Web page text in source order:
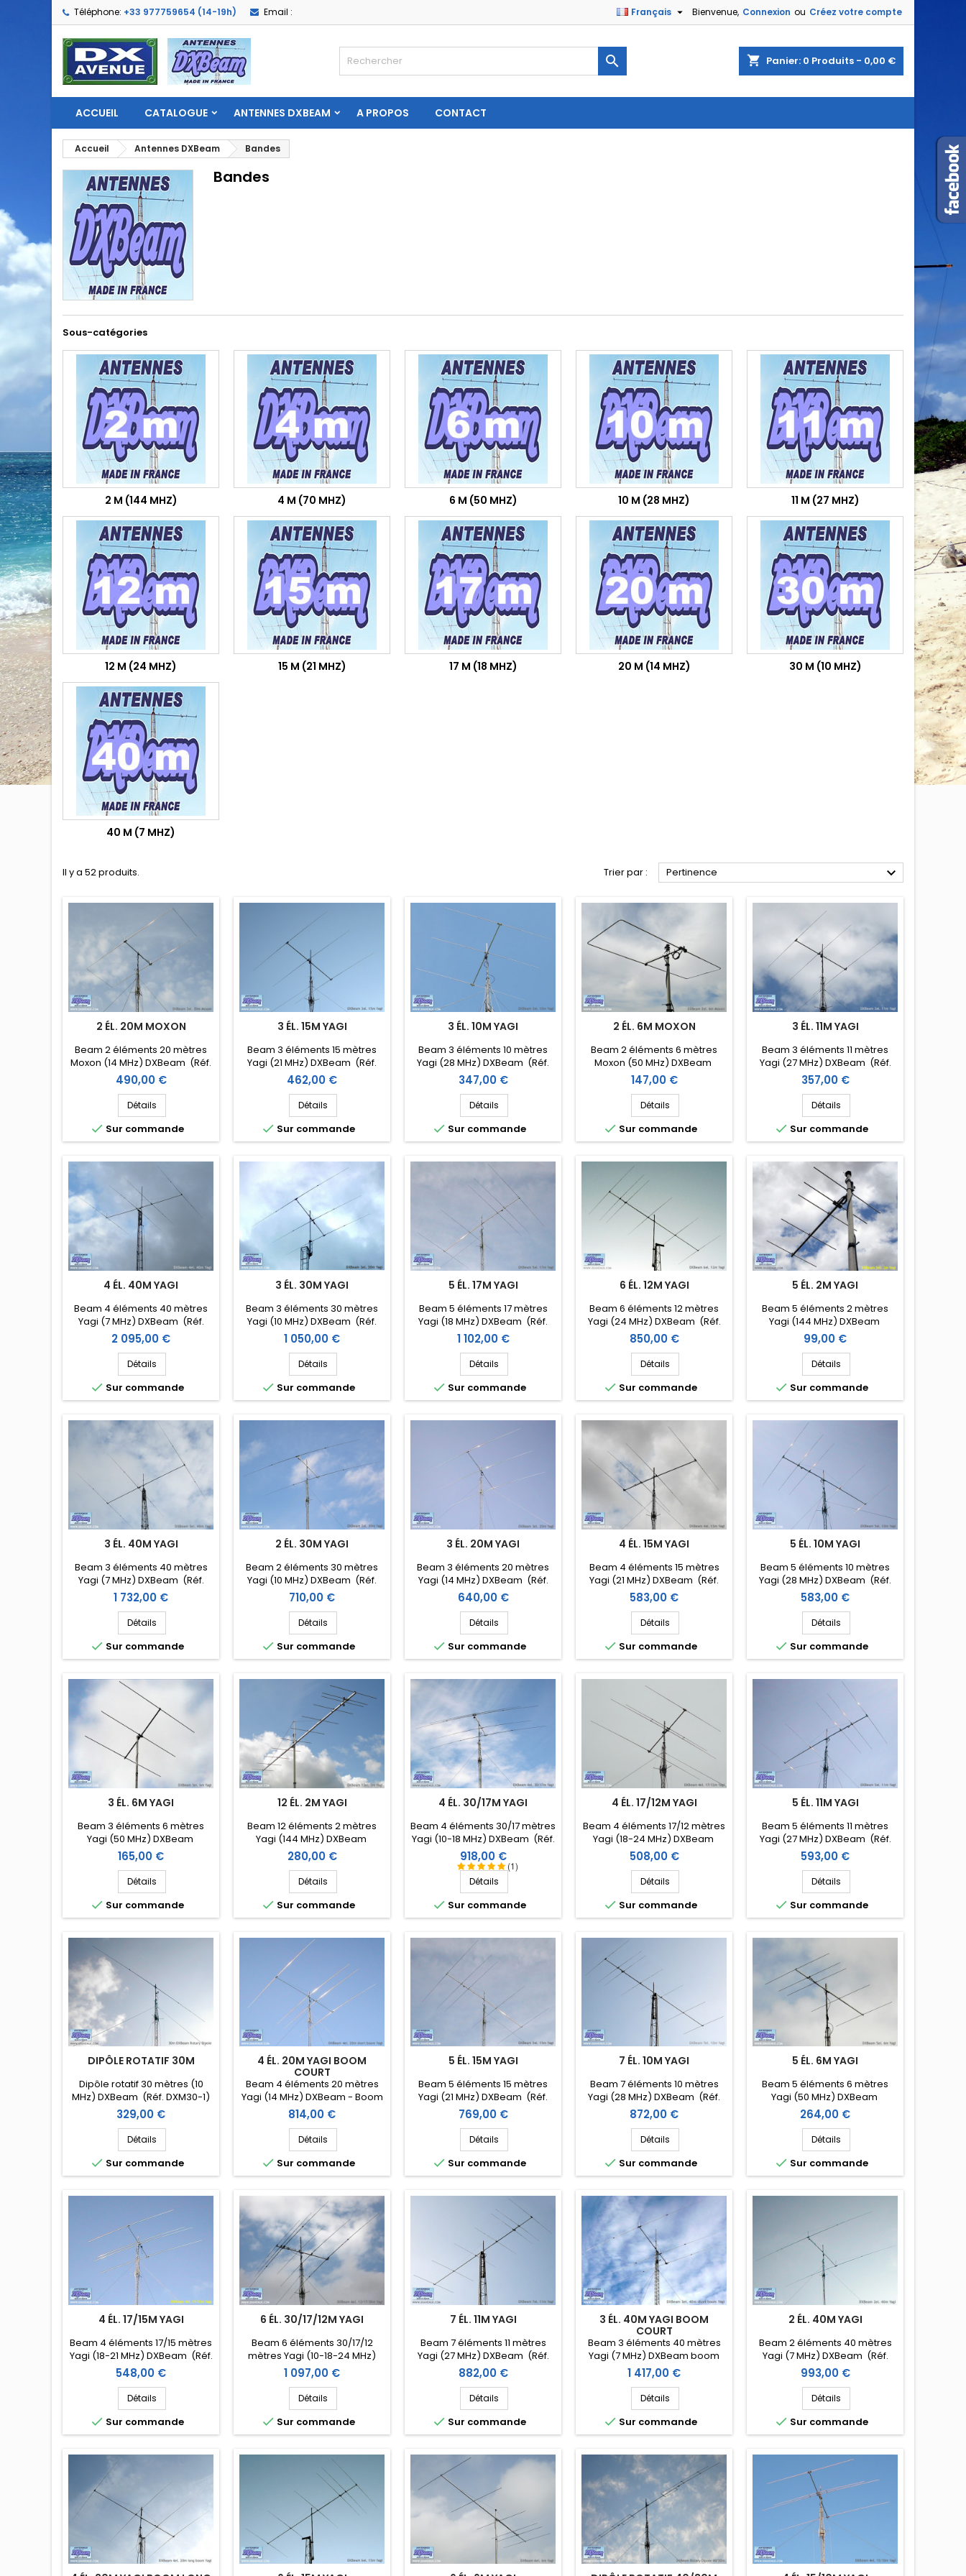
Téléphone: +33 977759654 (14-19h) Email : Bienvenue, Connexion ou Créez votre compte
Français 
shopping_cart Panier: 0 Produits - 0,00 €

ACCUEIL CATALOGUE ANTENNES DXBEAM A PROPOS CONTACT
Accueil Antennes DXBeam Bandes
Bandes
Sous-catégories
2 M (144 MHZ) 4 M (70 MHZ) 6 M (50 MHZ) 10 M (28 MHZ) 11 M (27 MHZ)
12 M (24 MHZ) 15 M (21 MHZ) 17 M (18 MHZ) 20 M (14 MHZ) 30 M (10 MHZ)
40 M (7 MHZ)
Il y a 52 produits. Trier par : Pertinence 
2 ÉL. 20M MOXON
Beam 2 éléments 20 mètres
Moxon (14 MHz) DXBeam (Réf.
DXM20-2mx)
Prix
490,00 €
Détails
 Sur commande
3 ÉL. 15M YAGI
Beam 3 éléments 15 mètres
Yagi (21 MHz) DXBeam (Réf.
DXM15-3)
Prix
462,00 €
Détails
 Sur commande
3 ÉL. 10M YAGI
Beam 3 éléments 10 mètres
Yagi (28 MHz) DXBeam (Réf.
DXM10-3)
Prix
347,00 €
Détails
 Sur commande
2 ÉL. 6M MOXON
Beam 2 éléments 6 mètres
Moxon (50 MHz) DXBeam
(DXM6-2mx)
Prix
147,00 €
Détails
 Sur commande
3 ÉL. 11M YAGI
Beam 3 éléments 11 mètres
Yagi (27 MHz) DXBeam (Réf.
DXM11-3)
Prix
357,00 €
Détails
 Sur commande
4 ÉL. 40M YAGI
Beam 4 éléments 40 mètres
Yagi (7 MHz) DXBeam (Réf.
DXM40-4)
Prix
2 095,00 €
Détails
 Sur commande
3 ÉL. 30M YAGI
Beam 3 éléments 30 mètres
Yagi (10 MHz) DXBeam (Réf.
DXM30-3)
Prix
1 050,00 €
Détails
 Sur commande
5 ÉL. 17M YAGI
Beam 5 éléments 17 mètres
Yagi (18 MHz) DXBeam (Réf.
DXM17-5)
Prix
1 102,00 €
Détails
 Sur commande
6 ÉL. 12M YAGI
Beam 6 éléments 12 mètres
Yagi (24 MHz) DXBeam (Réf.
DXM12-6)
Prix
850,00 €
Détails
 Sur commande
5 ÉL. 2M YAGI
Beam 5 éléments 2 mètres
Yagi (144 MHz) DXBeam
(DXM2-5)
Prix
99,00 €
Détails
 Sur commande
3 ÉL. 40M YAGI
Beam 3 éléments 40 mètres
Yagi (7 MHz) DXBeam (Réf.
DXM40-3)
Prix
1 732,00 €
Détails
 Sur commande
2 ÉL. 30M YAGI
Beam 2 éléments 30 mètres
Yagi (10 MHz) DXBeam (Réf.
DXM30-2)
Prix
710,00 €
Détails
 Sur commande
3 ÉL. 20M YAGI
Beam 3 éléments 20 mètres
Yagi (14 MHz) DXBeam (Réf.
DXM20-3)
Prix
640,00 €
Détails
 Sur commande
4 ÉL. 15M YAGI
Beam 4 éléments 15 mètres
Yagi (21 MHz) DXBeam (Réf.
DXM15-4)
Prix
583,00 €
Détails
 Sur commande
5 ÉL. 10M YAGI
Beam 5 éléments 10 mètres
Yagi (28 MHz) DXBeam (Réf.
DXM10-5)
Prix
583,00 €
Détails
 Sur commande
3 ÉL. 6M YAGI
Beam 3 éléments 6 mètres
Yagi (50 MHz) DXBeam
(DXM6-3)
Prix
165,00 €
Détails
 Sur commande
12 ÉL. 2M YAGI
Beam 12 éléments 2 mètres
Yagi (144 MHz) DXBeam
(DXM2-12)
Prix
280,00 €
Détails
 Sur commande
4 ÉL. 30/17M YAGI
(1)
Beam 4 éléments 30/17 mètres
Yagi (10-18 MHz) DXBeam (Réf.
DXD3017-4)
Prix
918,00 €
Détails
 Sur commande
4 ÉL. 17/12M YAGI
Beam 4 éléments 17/12 mètres
Yagi (18-24 MHz) DXBeam
(Réf. DXD1712-4)
Prix
508,00 €
Détails
 Sur commande
5 ÉL. 11M YAGI
Beam 5 éléments 11 mètres
Yagi (27 MHz) DXBeam (Réf.
DXM11-5)
Prix
593,00 €
Détails
 Sur commande
DIPÔLE ROTATIF 30M
Dipôle rotatif 30 mètres (10
MHz) DXBeam (Réf. DXM30-1)
Prix
329,00 €
Détails
 Sur commande
4 ÉL. 20M YAGI BOOM
COURT
Beam 4 éléments 20 mètres
Yagi (14 MHz) DXBeam - Boom
court (Réf. DXM20-4sb)
Prix
814,00 €
Détails
 Sur commande
5 ÉL. 15M YAGI
Beam 5 éléments 15 mètres
Yagi (21 MHz) DXBeam (Réf.
DXM15-5)
Prix
769,00 €
Détails
 Sur commande
7 ÉL. 10M YAGI
Beam 7 éléments 10 mètres
Yagi (28 MHz) DXBeam (Réf.
DXM10-7)
Prix
872,00 €
Détails
 Sur commande
5 ÉL. 6M YAGI
Beam 5 éléments 6 mètres
Yagi (50 MHz) DXBeam
(DXM6-5)
Prix
264,00 €
Détails
 Sur commande
4 ÉL. 17/15M YAGI
Beam 4 éléments 17/15 mètres
Yagi (18-21 MHz) DXBeam (Réf.
DXD1715-4)
Prix
548,00 €
Détails
 Sur commande
6 ÉL. 30/17/12M YAGI
Beam 6 éléments 30/17/12
mètres Yagi (10-18-24 MHz)
DXBeam (Réf. DXT301712-6)
Prix
1 097,00 €
Détails
 Sur commande
7 ÉL. 11M YAGI
Beam 7 éléments 11 mètres
Yagi (27 MHz) DXBeam (Réf.
DXM11-7)
Prix
882,00 €
Détails
 Sur commande
3 ÉL. 40M YAGI BOOM
COURT
Beam 3 éléments 40 mètres
Yagi (7 MHz) DXBeam boom
court (Réf. DXM40-3sb)
Prix
1 417,00 €
Détails
 Sur commande
2 ÉL. 40M YAGI
Beam 2 éléments 40 mètres
Yagi (7 MHz) DXBeam (Réf.
DXM40-2)
Prix
993,00 €
Détails
 Sur commande